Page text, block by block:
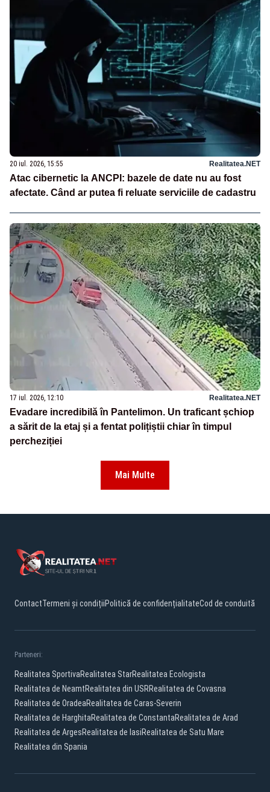
20 iul. 2026, 15:55 Realitatea.NET
Atac cibernetic la ANCPI: bazele de date nu au fost
afectate. Când ar putea fi reluate serviciile de cadastru
17 iul. 2026, 12:10 Realitatea.NET
Evadare incredibilă în Pantelimon. Un traficant șchiop
a sărit de la etaj și a fentat polițiștii chiar în timpul
percheziției
Mai Multe
ContactTermeni și condițiiPolitică de confidențialitateCod de conduită
Parteneri:
Realitatea SportivaRealitatea StarRealitatea Ecologista
Realitatea de NeamtRealitatea din USRRealitatea de Covasna
Realitatea de OradeaRealitatea de Caras-Severin
Realitatea de HarghitaRealitatea de ConstantaRealitatea de Arad
Realitatea de ArgesRealitatea de IasiRealitatea de Satu Mare
Realitatea din Spania